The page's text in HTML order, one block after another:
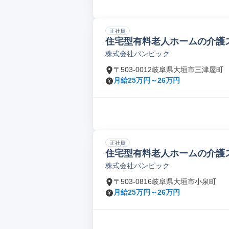
正社員
住宅型有料老人ホームの介護
株式会社パンピック
〒503-0012岐阜県大垣市三津屋町
月給25万円～26万円
正社員
住宅型有料老人ホームの介護
株式会社パンピック
〒503-0816岐阜県大垣市小泉町
月給25万円～26万円